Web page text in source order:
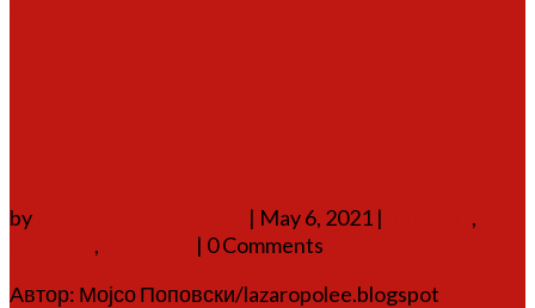
by | May 6, 2021 |
,
,
| 0 Comments
Автор: Мојсо Поповски/lazaropolee.blogspot